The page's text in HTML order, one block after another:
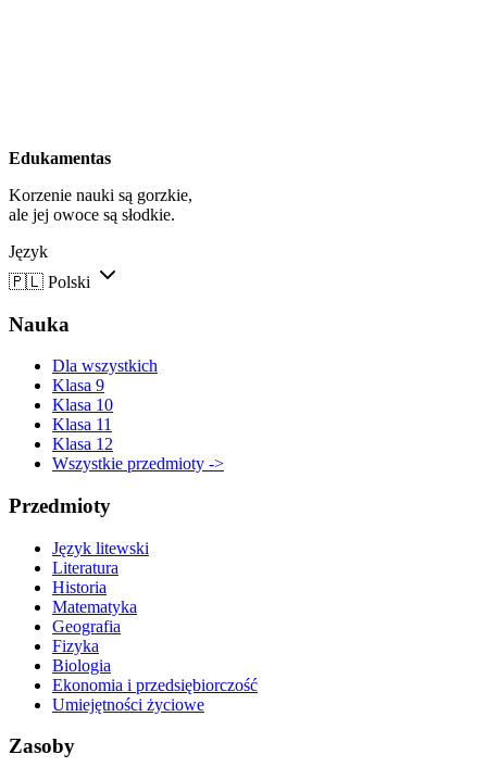
Edukamentas
Korzenie nauki są gorzkie,
ale jej owoce są słodkie.
Język
🇵🇱 Polski
Nauka
Dla wszystkich
Klasa 9
Klasa 10
Klasa 11
Klasa 12
Wszystkie przedmioty ->
Przedmioty
Język litewski
Literatura
Historia
Matematyka
Geografia
Fizyka
Biologia
Ekonomia i przedsiębiorczość
Umiejętności życiowe
Zasoby